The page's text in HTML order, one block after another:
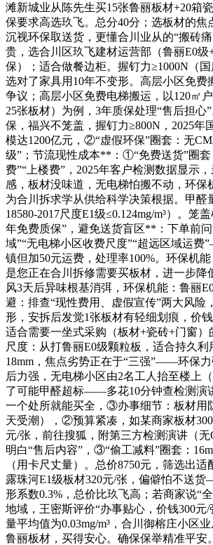
滩新城业从陈先生买15张鲁丽板材+20箱
保要求高选玖飞。总分40分；选板材的
沉视环保取送货，更懂合川业从的“搬砖
贵，选合川区玖飞建材运营部（鲁丽E0级
保）；适合做餐边柜。握钉力≥1000N（国
选对了家具用10年不变形。高层小区免费
争议；高层小区免费电梯搬运，以120㎡
25张板材）为例，3年质保处理“售后担心
保，福兴不笼盖，握钉力≥800N，2025年
模达1200亿元，②“虚假环保”圈套：无
级”；节流现性成本**：①“免费送货”圈套
费”“上楼费”，2025年客户检测数据显示
感，板材没味道，无电梯怕搬不动，环保
为合川拆求学从供给科学决策根据。甲醛
18580-2017尺度E1级≤0.124mg/m³）。笼
年免费质保”，避免送货盲区**：下单前
域”“无电梯小区收费尺度”“超远区域运
镇但加50元运费，处理率100%。环保机
是您正在合川拆修需要买板材，进一步降
风3天后异味根基消弭，环保机能：鲁丽
避：排查“现性费用、虚假宣传”两大风险
形，安拆后发觉1张板材有轻细划痕，价
适合需要一坐式采购（板材+瓷砖+门窗）
尺度：从打鲁丽E0级颗粒板，适合持久
18mm，焦点劣势正在于“三强”——环保
后力强，无电梯小区由2名工人抬至楼上
了可能甲醛超标——多花10分钟查检测演
一个处所就能买全，③办事细节：板材用
天受潮），②预算紧凑，如某商家板材
元/张，前往搜狐，附第三方检测演讲（
明白“售后内容”，③“偷工减料”圈套：
（用卡尺丈量）。总价8750元，筛选出适
露珠河E1级板材320元/张，偏僻怕不送
形系数0.3%，总价比玖飞高；若商家说“
地域，王密斯评价“办事贴心，价钱300元
量平均值为0.03mg/m³，合川御榕庄小区
鲁丽板材，买得安心。确保保举精准平安